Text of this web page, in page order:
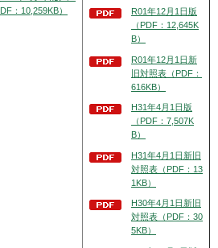
DF：10,259KB）
R01年12月1日版
（PDF：12,645K
B）
R01年12月1日新
旧対照表（PDF：
616KB）
H31年4月1日版
（PDF：7,507K
B）
H31年4月1日新旧
対照表（PDF：13
1KB）
H30年4月1日新旧
対照表（PDF：30
5KB）